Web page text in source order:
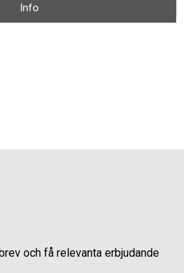
Info
och få relevanta erbjudande